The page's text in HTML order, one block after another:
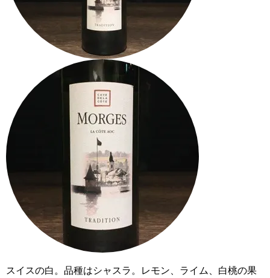
スイスの白。品種はシャスラ。レモン、ライム、白桃の果